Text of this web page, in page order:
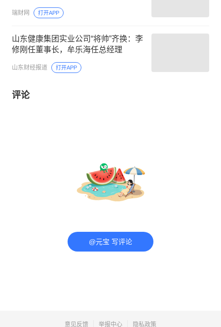
瑞财网 打开APP
山东健康集团实业公司“将帅”齐换：李
修刚任董事长，牟乐海任总经理
山东财经报道 打开APP
评论
@元宝 写评论
意见反馈 举报中心 隐私政策